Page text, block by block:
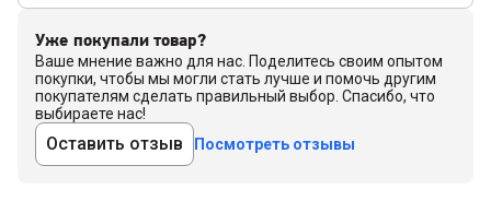
Уже покупали товар?
Ваше мнение важно для нас. Поделитесь своим опытом
покупки, чтобы мы могли стать лучше и помочь другим
покупателям сделать правильный выбор. Спасибо, что
выбираете нас!
Оставить отзыв Посмотреть отзывы